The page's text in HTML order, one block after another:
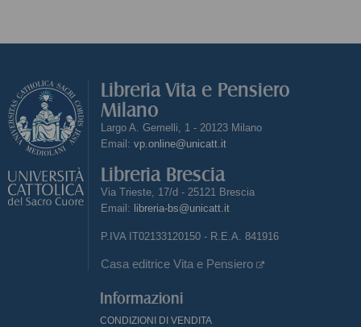
Libreria Vita e Pensiero
Milano
Largo A. Gemelli, 1 - 20123 Milano
Email: vp.online@unicatt.it
Libreria Brescia
Via Trieste, 17/d - 25121 Brescia
Email: libreria-bs@unicatt.it
P.IVA IT02133120150 - R.E.A. 841916
Casa editrice Vita e Pensiero
Informazioni
CONDIZIONI DI VENDITA